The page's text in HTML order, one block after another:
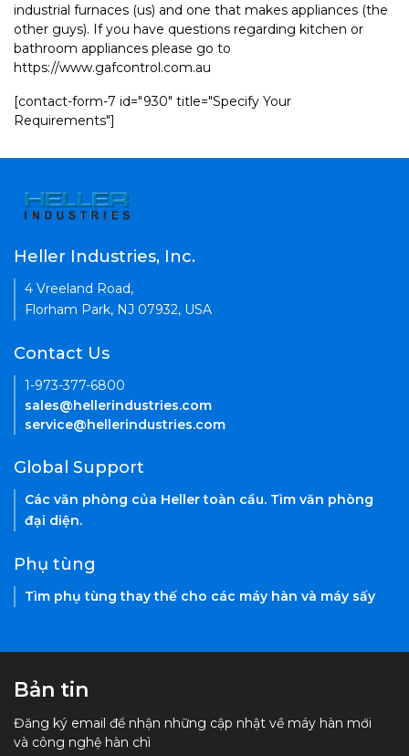
industrial furnaces (us) and one that makes appliances (the
other guys). If you have questions regarding kitchen or
bathroom appliances please go to
https://www.gafcontrol.com.au
[contact-form-7 id="930" title="Specify Your
Requirements"]
Heller Industries, Inc.
4 Vreeland Road,
Florham Park, NJ 07932, USA
Contact Us
1-973-377-6800
sales@hellerindustries.com
service@hellerindustries.com
Global Support
Các văn phòng của Heller toàn cầu. Tìm văn phòng
đại diện.
Phụ tùng
Tìm phụ tùng thay thế cho các máy hàn và máy sấy
Bản tin
Đăng ký email để nhận những cập nhật về máy hàn mới
và công nghệ hàn chì